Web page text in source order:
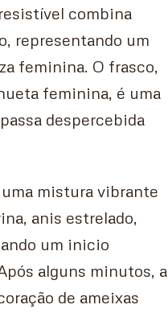
combina
representando um
feminina. O frasco,
feminina, é uma
despercebida
mistura vibrante
anis estrelado,
um inicio
alguns minutos, a
de ameixas